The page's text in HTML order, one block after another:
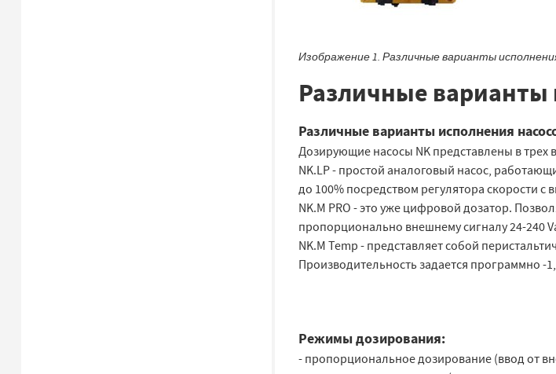
Изображение 1. Различные варианты
Различные варианты
Различные варианты исполнения
Дозирующие насосы NK представлены в трех
NK.LP - простой аналоговый насос,
до 100% посредством регулятора скорости
NK.M PRO - это уже цифровой дозатор.
пропорционально внешнему сигналу 24-240
NK.M Temp - представляет собой
Производительность задается программно -
Режимы дозирования:
- пропорциональное дозирование (ввод от